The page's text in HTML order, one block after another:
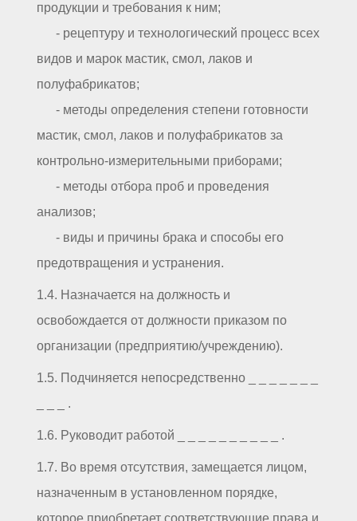
продукции и требования к ним;
- рецептуру и технологический процесс всех
видов и марок мастик, смол, лаков и
полуфабрикатов;
- методы определения степени готовности
мастик, смол, лаков и полуфабрикатов за
контрольно-измерительными приборами;
- методы отбора проб и проведения
анализов;
- виды и причины брака и способы его
предотвращения и устранения.
1.4. Назначается на должность и
освобождается от должности приказом по
организации (предприятию/учреждению).
1.5. Подчиняется непосредственно _ _ _ _ _ _ _
_ _ _ .
1.6. Руководит работой _ _ _ _ _ _ _ _ _ _ .
1.7. Во время отсутствия, замещается лицом,
назначенным в установленном порядке,